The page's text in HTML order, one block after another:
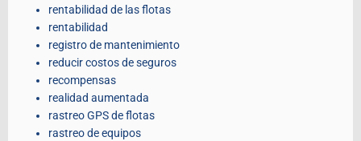
rentabilidad de las flotas
rentabilidad
registro de mantenimiento
reducir costos de seguros
recompensas
realidad aumentada
rastreo GPS de flotas
rastreo de equipos